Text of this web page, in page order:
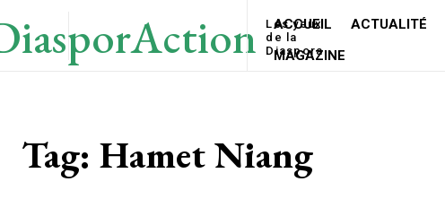
Les yeux
de la
Diaspora
ACCUEIL ACTUALITÉ
MAGAZINE
Tag: Hamet Niang